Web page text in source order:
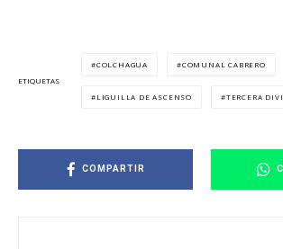
ETIQUETAS
COLCHAGUA COMUNAL CABRERO
LIGUILLA DE ASCENSO TERCERA
COMPARTIR